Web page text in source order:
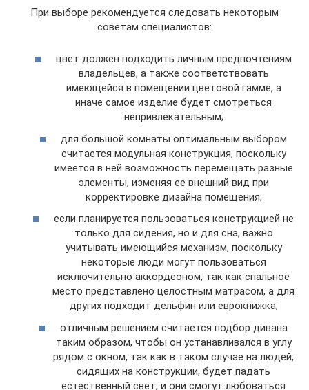
При выборе рекомендуется следовать некоторым
советам специалистов:
цвет должен подходить личным предпочтениям
владельцев, а также соответствовать
имеющейся в помещении цветовой гамме, а
иначе самое изделие будет смотреться
непривлекательным;
для большой комнаты оптимальным выбором
считается модульная конструкция, поскольку
имеется в ней возможность перемещать разные
элементы, изменяя ее внешний вид при
корректировке дизайна помещения;
если планируется пользоваться конструкцией не
только для сидения, но и для сна, важно
учитывать имеющийся механизм, поскольку
некоторые люди могут пользоваться
исключительно аккордеоном, так как спальное
место представлено целостным матрасом, а для
других подходит дельфин или еврокнижка;
отличным решением считается подбор дивана
таким образом, чтобы он устанавливался в углу
рядом с окном, так как в таком случае на людей,
сидящих на конструкции, будет падать
естественный свет, и они смогут любоваться